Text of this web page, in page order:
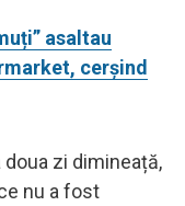
asaltau
cerșind
zi dimineață,
nu a fost